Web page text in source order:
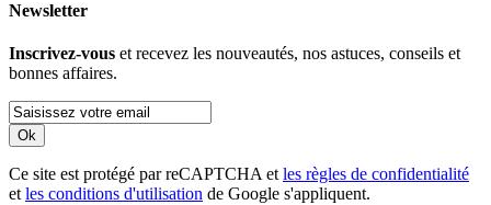
Newsletter
Inscrivez-vous et recevez les nouveautés, nos astuces, conseils et
bonnes affaires.
Ok
Ce site est protégé par reCAPTCHA etles règles de confidentialité
etles conditions d'utilisation de Google s'appliquent.